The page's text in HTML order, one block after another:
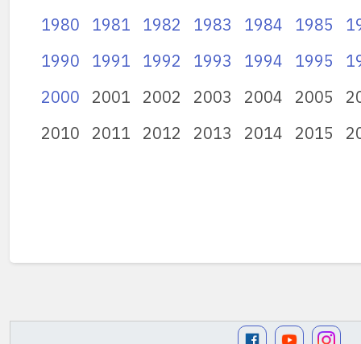
1980
1981 1982 1983 1984 1985
1990
1991 1992 1993 1994 1995
2000
2001 2002 2003 2004 2005
2010
2011 2012 2013 2014 2015